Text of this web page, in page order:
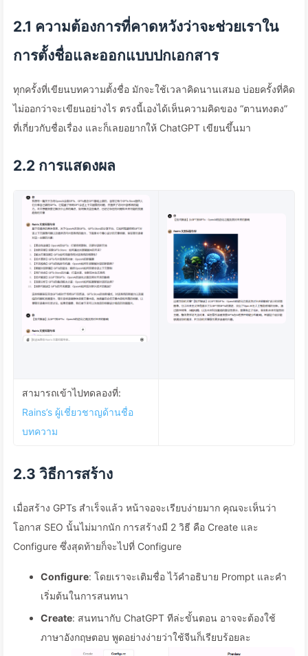
2.1 ความต้องการที่คาดหวังว่าจะช่วยเราใน
การตั้งชื่อและออกแบบปกเอกสาร
ทุกครั้งที่เขียนบทความตั้งชื่อ มักจะใช้เวลาคิดนานเสมอ บ่อยครั้งที่คิด
ไม่ออกว่าจะเขียนอย่างไร ตรงนี้เองได้เห็นความคิดของ “ตานทงตง”
ที่เกี่ยวกับชื่อเรื่อง และก็เลยอยากให้ ChatGPT เขียนขึ้นมา
2.2 การแสดงผล
สามารถเข้าไปทดลองที่:
Rains’s ผู้เชี่ยวชาญด้านชื่อ
บทความ
2.3 วิธีการสร้าง
เมื่อสร้าง GPTs สำเร็จแล้ว หน้าจอจะเรียบง่ายมาก คุณจะเห็นว่า
โอกาส SEO นั้นไม่มากนัก การสร้างมี 2 วิธี คือ Create และ
Configure ซึ่งสุดท้ายก็จะไปที่ Configure
Configure: โดยเราจะเติมชื่อ ไว้คำอธิบาย Prompt และคำ
เริ่มต้นในการสนทนา
Create: สนทนากับ ChatGPT ทีล่ะขั้นตอน อาจจะต้องใช้
ภาษาอังกฤษตอบ พูดอย่างง่ายว่าใช้จีนก็เรียบร้อยละ